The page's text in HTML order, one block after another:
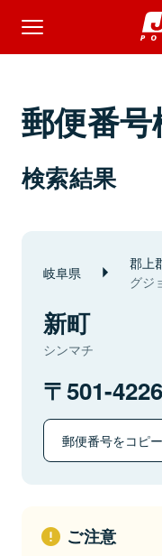
郵便番号
検索結果
岐阜県 郡上
グジ
新町
シンマチ
501-4226
郵便番号をコピ
ご注意